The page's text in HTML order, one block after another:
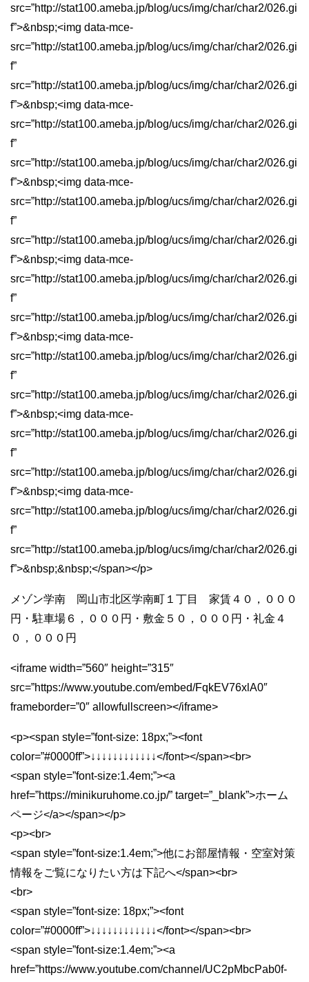
src=”http://stat100.ameba.jp/blog/ucs/img/char/char2/026.gi
f”>&nbsp;<img data-mce-
src=”http://stat100.ameba.jp/blog/ucs/img/char/char2/026.gi
f”
src=”http://stat100.ameba.jp/blog/ucs/img/char/char2/026.gi
f”>&nbsp;<img data-mce-
src=”http://stat100.ameba.jp/blog/ucs/img/char/char2/026.gi
f”
src=”http://stat100.ameba.jp/blog/ucs/img/char/char2/026.gi
f”>&nbsp;<img data-mce-
src=”http://stat100.ameba.jp/blog/ucs/img/char/char2/026.gi
f”
src=”http://stat100.ameba.jp/blog/ucs/img/char/char2/026.gi
f”>&nbsp;<img data-mce-
src=”http://stat100.ameba.jp/blog/ucs/img/char/char2/026.gi
f”
src=”http://stat100.ameba.jp/blog/ucs/img/char/char2/026.gi
f”>&nbsp;<img data-mce-
src=”http://stat100.ameba.jp/blog/ucs/img/char/char2/026.gi
f”
src=”http://stat100.ameba.jp/blog/ucs/img/char/char2/026.gi
f”>&nbsp;<img data-mce-
src=”http://stat100.ameba.jp/blog/ucs/img/char/char2/026.gi
f”
src=”http://stat100.ameba.jp/blog/ucs/img/char/char2/026.gi
f”>&nbsp;<img data-mce-
src=”http://stat100.ameba.jp/blog/ucs/img/char/char2/026.gi
f”
src=”http://stat100.ameba.jp/blog/ucs/img/char/char2/026.gi
f”>&nbsp;&nbsp;</span></p>
メゾン学南 岡山市北区学南町１丁目 家賃４０，０００
円・駐車場６，０００円・敷金５０，０００円・礼金４
０，０００円
<iframe width=”560″ height=”315″
src=”https://www.youtube.com/embed/FqkEV76xlA0″
frameborder=”0″ allowfullscreen></iframe>
<p><span style=”font-size: 18px;”><font
color=”#0000ff”>↓↓↓↓↓↓↓↓↓↓↓↓</font></span><br>
<span style=”font-size:1.4em;”><a
href=”https://minikuruhome.co.jp/” target=”_blank”>ホーム
ページ</a></span></p>
<p><br>
<span style=”font-size:1.4em;”>他にお部屋情報・空室対策
情報をご覧になりたい方は下記へ</span><br>
<br>
<span style=”font-size: 18px;”><font
color=”#0000ff”>↓↓↓↓↓↓↓↓↓↓↓↓</font></span><br>
<span style=”font-size:1.4em;”><a
href=”https://www.youtube.com/channel/UC2pMbcPab0f-